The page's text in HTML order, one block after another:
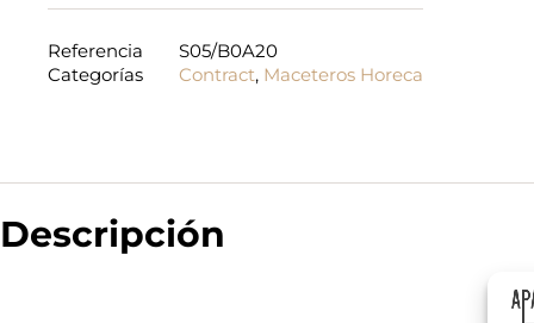
Referencia
S05/B0A20
Categorías
Contract, Maceteros Horeca
Descripción
m